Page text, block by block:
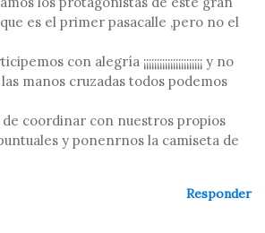
es el primer pasacalle ,pero no el
con alegría ¡¡¡¡¡¡¡¡¡¡¡¡¡¡¡¡¡¡¡¡¡¡ y no
manos cruzadas todos podemos
de coordinar con nuestros propios
y ponenrnos la camiseta de
Responder